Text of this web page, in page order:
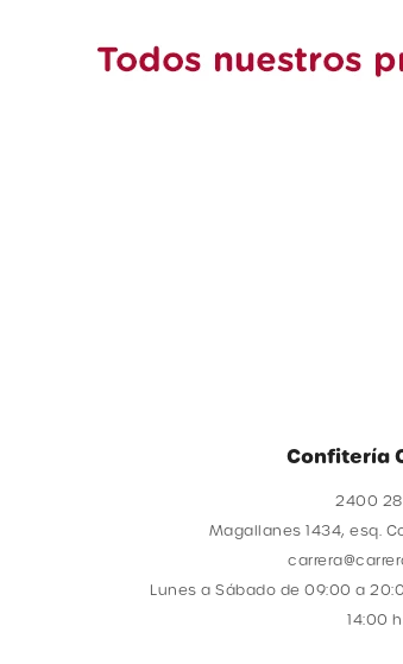
Confitería
2400
Magallanes 1434, esq.
Lunes a Sábado de 09:00 a
14:00